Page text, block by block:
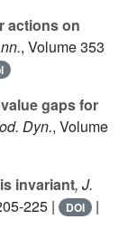
actions on
, Volume 353
gaps for
Dyn., Volume
invariant, J.
225 | DOI |